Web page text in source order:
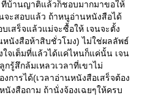
ที่บ้านญาติแล้วก็ชอบมากมาขอให้
จะสอบแล้ว ถ้าหนูอ่านหนังสือได้
เสร็จแล้วแม่จะซื้อให้ เจนจะตั้ง
นังสือห้าสิบชั่วโมง) ไม่ใช่ผลลัพธ์
ใจเต็มที่แล้วได้แค่ไหนก็แค่นั้น เจน
รู้สึกล้มเหลวเวลาที่เขาไม่
การได้(เวลาอ่านหนังสือเสร็จต้อง
นังสือถาม ถ้านั่งจ้องเฉยๆให้ครบ